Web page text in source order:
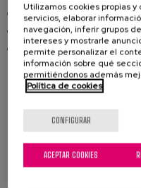
Plaza Residencial.
Plaza Residencial
Estancias Temporales.
Si necesita una plaza
nuestro Servicio Matia
Utilizamos cookies propias
servicios, elaborar
navegación, inferir grupos
intereses y mostrarle
permite personalizar el
información sobre qué
permitiéndonos además
Política de cookies
CONFIGURAR
ACEPTAR COOKIES